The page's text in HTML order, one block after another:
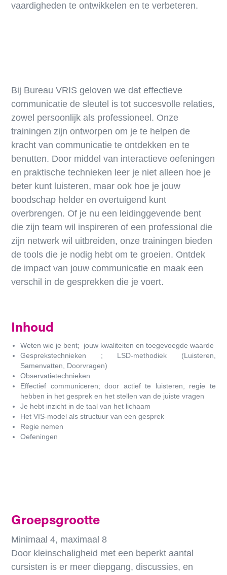
vaardigheden te ontwikkelen en te verbeteren.
Bij Bureau VRIS geloven we dat effectieve
communicatie de sleutel is tot succesvolle relaties,
zowel persoonlijk als professioneel. Onze
trainingen zijn ontworpen om je te helpen de
kracht van communicatie te ontdekken en te
benutten. Door middel van interactieve oefeningen
en praktische technieken leer je niet alleen hoe je
beter kunt luisteren, maar ook hoe je jouw
boodschap helder en overtuigend kunt
overbrengen. Of je nu een leidinggevende bent
die zijn team wil inspireren of een professional die
zijn netwerk wil uitbreiden, onze trainingen bieden
de tools die je nodig hebt om te groeien. Ontdek
de impact van jouw communicatie en maak een
verschil in de gesprekken die je voert.
Inhoud
Weten wie je bent; jouw kwaliteiten en toegevoegde waarde
Gesprekstechnieken ; LSD-methodiek (Luisteren,
Samenvatten, Doorvragen)
Observatietechnieken
Effectief communiceren; door actief te luisteren, regie te
hebben in het gesprek en het stellen van de juiste vragen
Je hebt inzicht in de taal van het lichaam
Het VIS-model als structuur van een gesprek
Regie nemen
Oefeningen
Groepsgrootte
Minimaal 4, maximaal 8
Door kleinschaligheid met een beperkt aantal
cursisten is er meer diepgang, discussies, en